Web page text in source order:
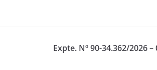
Expte. Nº 90-34.362/2026